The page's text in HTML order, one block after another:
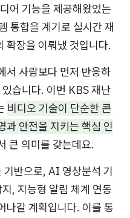
어 기능을 제공해왔었는
통합을 계기로 실시간 재
확장을 이뤄냈 것입니다.
서 사람보다 먼저 반응하
습니다. 이번 KBS 재난
비디오 기술이 단순한 콘
과 안전을 지키는 핵심 인
큰 의미를 갖는데요.
기반으로, AI 영상분석 기
, 지능형 알림 체계 연동
나갈 계획입니다. 이를 통